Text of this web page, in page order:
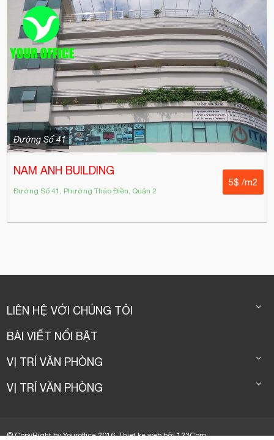
Đường Số 41
NAM ANH BUILDING
Đường Số 41, Phường Thảo Điền, Quận 2
5$ /m2
LIÊN HỆ VỚI CHÚNG TÔI
BÀI VIẾT NỔI BẬT
VỊ TRÍ VĂN PHÒNG
VỊ TRÍ VĂN PHÒNG
© CopyRight by Youroffice 2016.Thiet ke webbởi123Corp